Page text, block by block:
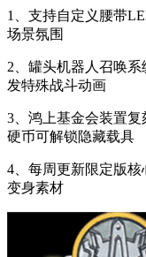
1、支持自定义腰带
场景氛围
2、罐头机器人召唤
发特殊战斗动画
3、鸿上基金会装置
硬币可解锁隐藏载具
4、每周更新限定版
变身素材